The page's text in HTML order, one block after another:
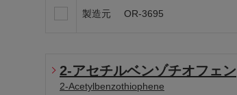
製造元 OR-3695
2-アセチルベンゾチオフェン
2-Acetylbenzothiophene